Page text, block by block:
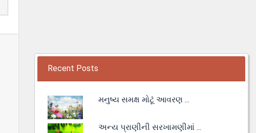
Recent Posts
મનુષ્ય સમક્ષ મોટૂં આવરણ ...
અન્ય પ્રાણીની સરખામણીમાં ...